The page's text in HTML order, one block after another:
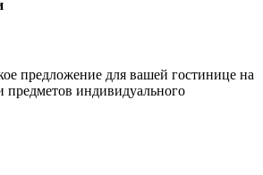
предложение для вашей гостинице на
предметов индивидуального